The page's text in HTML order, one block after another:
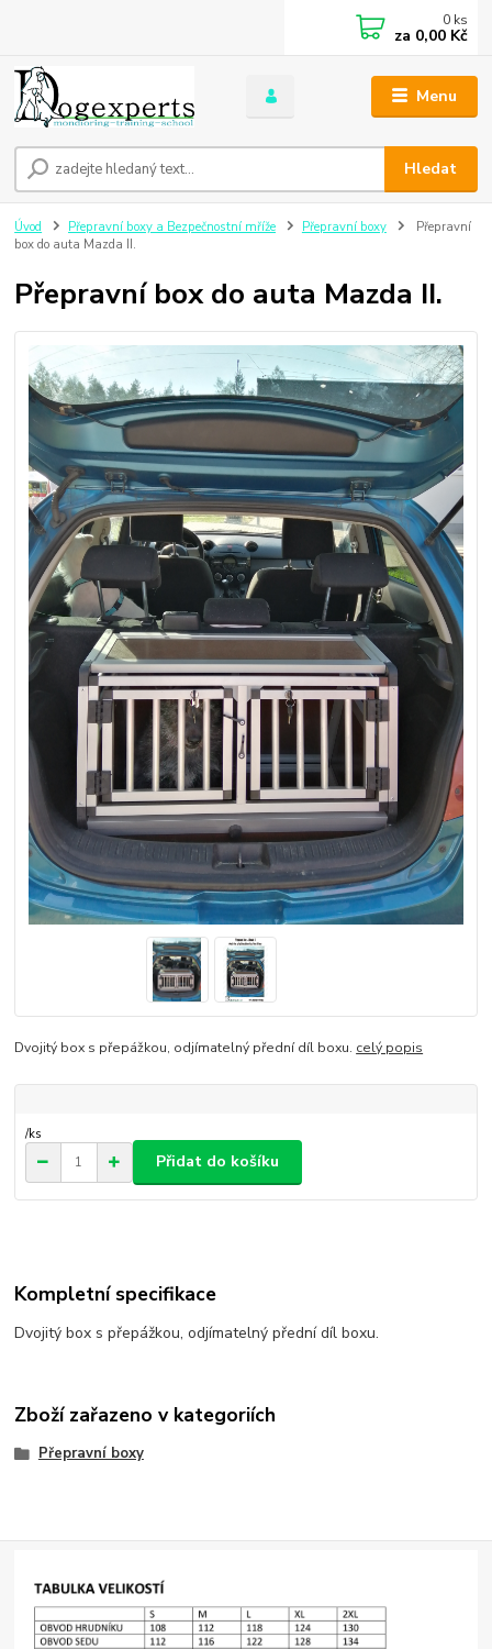
Menu
Hledat
0 ks
za 0,00 Kč
Úvod Přepravní boxy a Bezpečnostní mříže Přepravní boxy
Přepravní
box do auta Mazda II.
Přepravní box do auta Mazda II.
Dvojitý box s přepážkou, odjímatelný přední díl boxu. celý popis
/ks
Přidat do košíku
Kompletní specifikace
Dvojitý box s přepážkou, odjímatelný přední díl boxu.
Zboží zařazeno v kategoriích
Přepravní boxy